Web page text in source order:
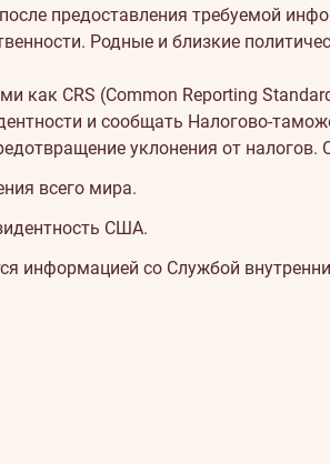
предоставления требуемой
Родные и близкие
как CRS (Common Reporting
и сообщать Налогово-
уклонения от
всего мира.
США.
информацией со Службой